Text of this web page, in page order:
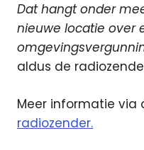
Dat hangt onder
nieuwe locatie over
aldus de
Meer informatie via
radiozender.